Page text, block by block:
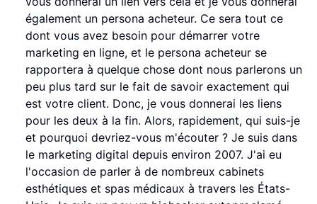
également un persona acheteur. Ce sera tout ce
dont vous avez besoin pour démarrer votre
marketing en ligne, et le persona acheteur se
rapportera à quelque chose dont nous parlerons un
peu plus tard sur le fait de savoir exactement qui
est votre client. Donc, je vous donnerai les liens
pour les deux à la fin. Alors, rapidement, qui suis-je
et pourquoi devriez-vous m'écouter ? Je suis dans
le marketing digital depuis environ 2007. J'ai eu
l'occasion de parler à de nombreux cabinets
esthétiques et spas médicaux à travers les États-